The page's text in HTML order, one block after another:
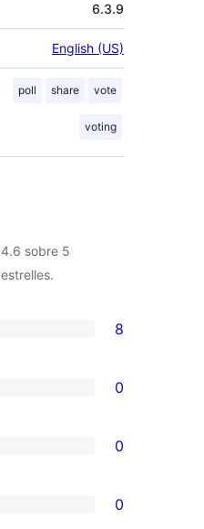
6.3.9
English (US)
poll share vote
voting
4.6 sobre 5
estrelles.
8
0
0
0